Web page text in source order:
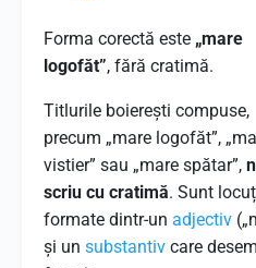
Forma corectă este „mare
logofăt”, fără cratimă.
Titlurile boierești compuse,
precum „mare logofăt”,
vistier” sau „mare spătar”,
scriu cu cratimă. Sunt
formate dintr-un adjectiv
și un substantiv care